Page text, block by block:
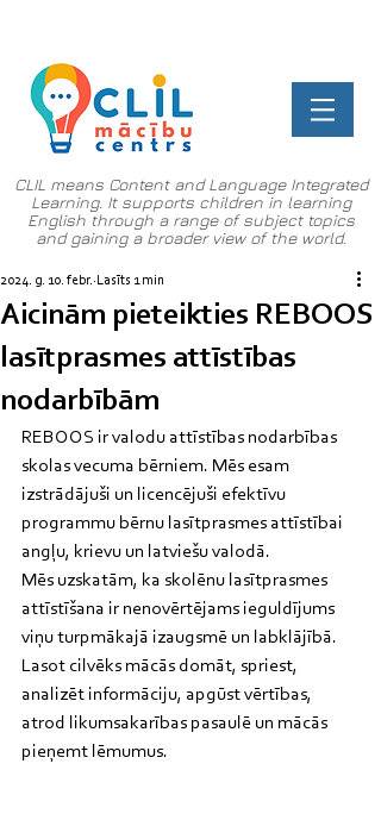
CLIL means Content and Language Integrated
Learning. It supports children in learning
English through a range of subject topics
and gaining a broader view of the world.
Aicinām pieteikties REBOOS
lasītprasmes attīstības
nodarbībām
2024. g. 10. febr. Lasīts 1 min
REBOOS ir valodu attīstības nodarbības
skolas vecuma bērniem. Mēs esam
izstrādājuši un licencējuši efektīvu
programmu bērnu lasītprasmes attīstībai
angļu, krievu un latviešu valodā.
Mēs uzskatām, ka skolēnu lasītprasmes
attīstīšana ir nenovērtējams ieguldījums
viņu turpmākajā izaugsmē un labklājībā.
Lasot cilvēks mācās domāt, spriest,
analizēt informāciju, apgūst vērtības,
atrod likumsakarības pasaulē un mācās
pieņemt lēmumus.